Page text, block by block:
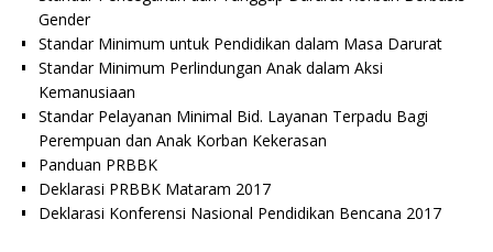
Gender
Standar Minimum untuk Pendidikan dalam Masa Darurat
Standar Minimum Perlindungan Anak dalam Aksi
Kemanusiaan
Standar Pelayanan Minimal Bid. Layanan Terpadu Bagi
Perempuan dan Anak Korban Kekerasan
Panduan PRBBK
Deklarasi PRBBK Mataram 2017
Deklarasi Konferensi Nasional Pendidikan Bencana 2017